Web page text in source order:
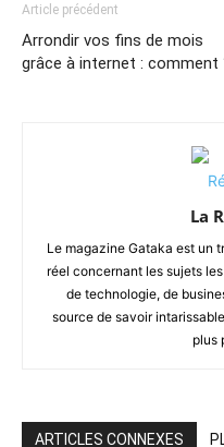
Article précédent
Arrondir vos fins de mois
grâce à internet : comment
La
Le magazine Gataka est un
réel concernant les sujets
de technologie, de
source de savoir
plus
ARTICLES CONNEXES